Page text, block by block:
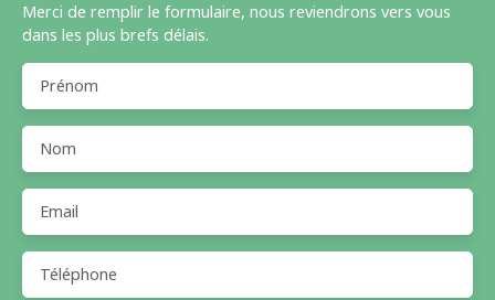
Merci de remplir le formulaire, nous reviendrons vers vous
dans les plus brefs délais.
Prénom
Nom
Email
Téléphone